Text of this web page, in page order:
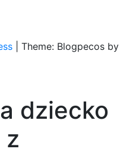
Theme: Blogpecos by
dziecko
z